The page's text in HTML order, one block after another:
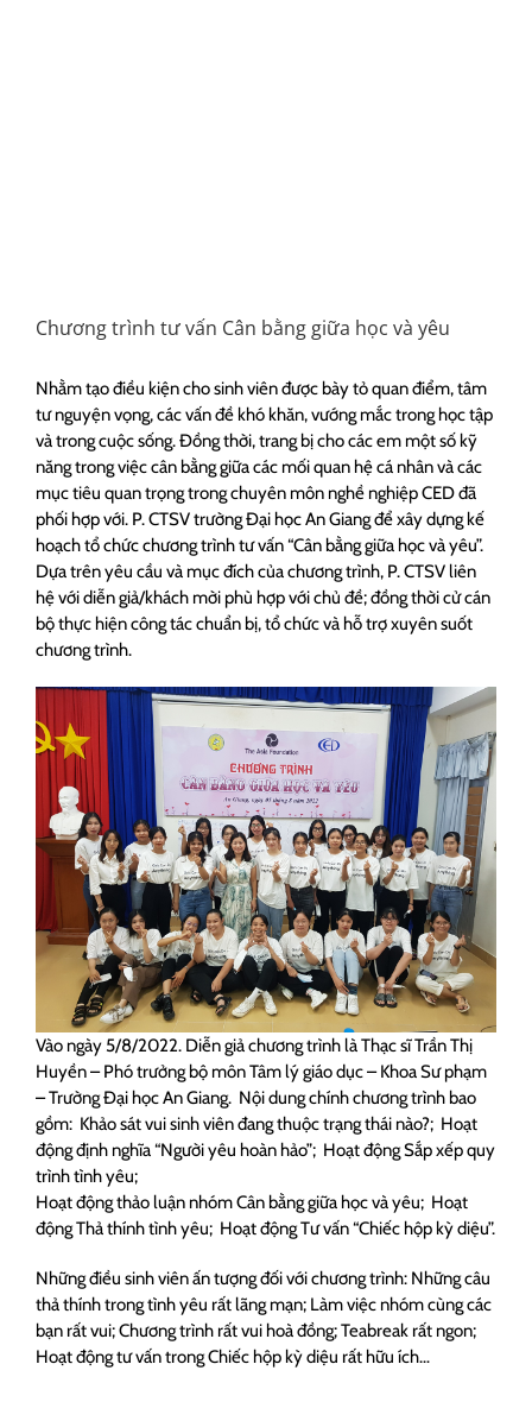
Chương trình tư vấn Cân bằng giữa học và yêu
Nhằm tạo điều kiện cho sinh viên được bày tỏ quan điểm, tâm
tư nguyện vọng, các vấn đề khó khăn, vướng mắc trong học tập
và trong cuộc sống. Đồng thời, trang bị cho các em một số kỹ
năng trong việc cân bằng giữa các mối quan hệ cá nhân và các
mục tiêu quan trọng trong chuyên môn nghề nghiệp CED đã
phối hợp với. P. CTSV trường Đại học An Giang để xây dựng kế
hoạch tổ chức chương trình tư vấn “Cân bằng giữa học và yêu”.
Dựa trên yêu cầu và mục đích của chương trình, P. CTSV liên
hệ với diễn giả/khách mời phù hợp với chủ đề; đồng thời cử cán
bộ thực hiện công tác chuẩn bị, tổ chức và hỗ trợ xuyên suốt
chương trình.
Vào ngày 5/8/2022. Diễn giả chương trình là Thạc sĩ Trần Thị
Huyền – Phó trưởng bộ môn Tâm lý giáo dục – Khoa Sư phạm
– Trường Đại học An Giang. Nội dung chính chương trình bao
gồm: Khảo sát vui sinh viên đang thuộc trạng thái nào?; Hoạt
động định nghĩa “Người yêu hoàn hảo”; Hoạt động Sắp xếp quy
trình tình yêu;
Hoạt động thảo luận nhóm Cân bằng giữa học và yêu; Hoạt
động Thả thính tình yêu; Hoạt động Tư vấn “Chiếc hộp kỳ diệu”.
Những điều sinh viên ấn tượng đối với chương trình: Những câu
thả thính trong tình yêu rất lãng mạn; Làm việc nhóm cùng các
bạn rất vui; Chương trình rất vui hoà đồng; Teabreak rất ngon;
Hoạt động tư vấn trong Chiếc hộp kỳ diệu rất hữu ích…